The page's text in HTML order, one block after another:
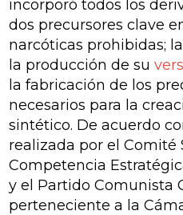
incorporó todos los
dos precursores clave
narcóticas prohibidas;
la producción de su
la fabricación de los
necesarios para la
sintético. De acuerdo
realizada por el Comité
Competencia
y el Partido Comunista
perteneciente a la